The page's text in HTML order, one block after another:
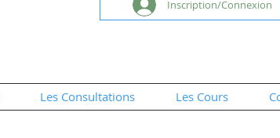
Inscription/Connexion
Les Consultations Les Cours